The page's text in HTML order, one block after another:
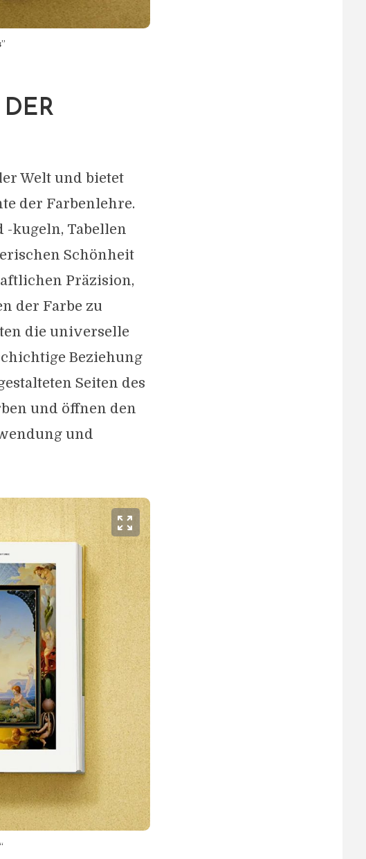
”
Welt und bietet
der Farbenlehre.
kugeln, Tabellen
Schönheit
Präzision,
der Farbe zu
die universelle
Beziehung
Seiten des
und öffnen den
und
“